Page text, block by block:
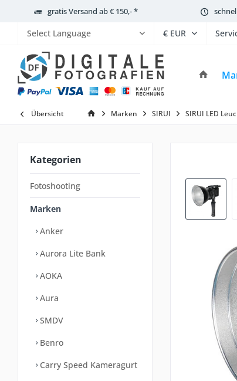
gratis Versand ab € 150,- *
Powered by
Übersicht Marken SIRUI SIRUI LED
Kategorien
Fotoshooting
Marken
Anker
Aurora Lite Bank
AOKA
Aura
SMDV
Benro
Carry Speed Kameragurt